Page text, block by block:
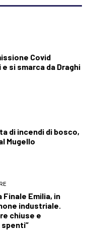
Covid
si smarca da Draghi
di incendi di bosco,
Mugello
Finale Emilia, in
industriale.
chiuse e